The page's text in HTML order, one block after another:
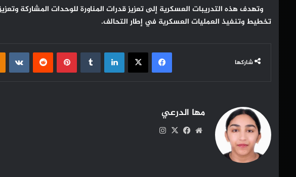
وتهدف هذه التدريبات العسكرية إلى تعزيز قدرات المناورة للوحدات المشاركة
تخطيط وتنفيذ العمليات العسكرية في إطار التحالف.
شاركها
فيسبوك‫X لينكدإن‏Tumblr بينتيريست
‏Reddit
‏VKontakte
مها الدرعي
موقعفيسبوك
‫X